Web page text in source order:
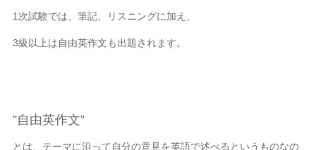
1次試験では、筆記、リスニングに加え、
3級以上は自由英作文も出題されます。
”自由英作文”
とは、テーマに沿って自分の意見を英語で述べるというものなの